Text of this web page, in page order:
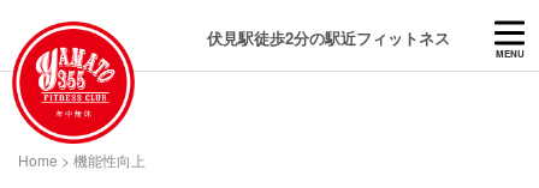
伏見駅徒歩2分の駅近フィットネス
MENU
Home > 機能性向上